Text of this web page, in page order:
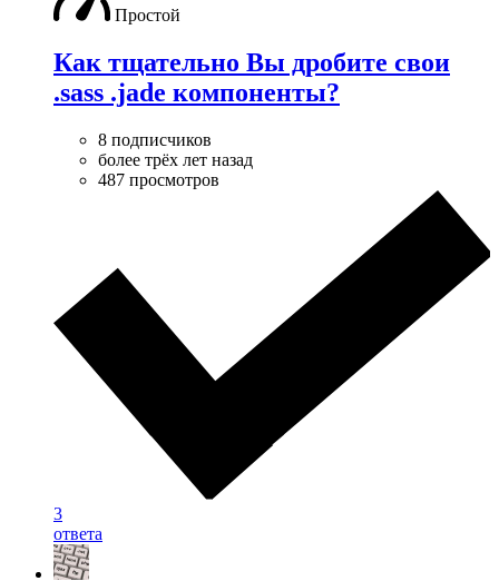
Простой
Как тщательно Вы дробите свои
.sass .jade компоненты?
8 подписчиков
более трёх лет назад
487 просмотров
3
ответа